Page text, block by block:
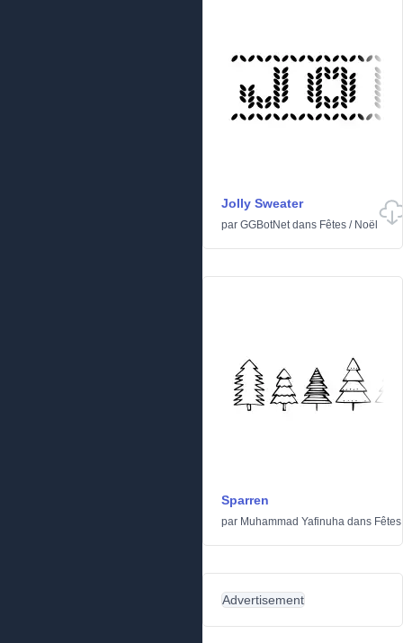
Jolly Sweater
par GGBotNetdans Fêtes / Noël
Sparren
par Muhammad Yafinuha dans Fêtes
Advertisement